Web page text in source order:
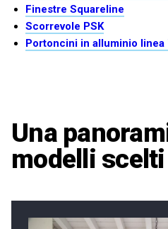
Finestre Squareline
Scorrevole PSK
Portoncini in alluminio linea
Una
modelli scelti